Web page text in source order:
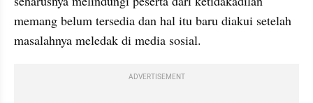
memang belum tersedia dan hal itu baru diakui setelah
masalahnya meledak di media sosial.
ADVERTISEMENT